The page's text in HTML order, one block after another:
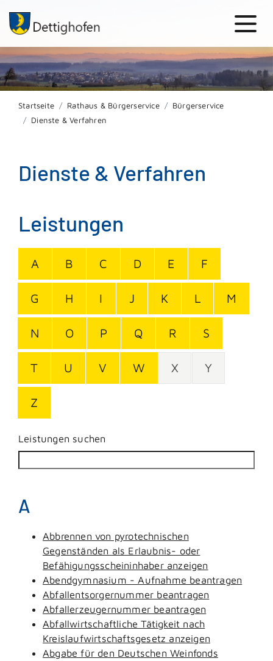
Startseite Rathaus & Bürgerservice
Bürgerservice
Dienste & Verfahren
Dienste & Verfahren
Leistungen
A B C D E F
G H I J K L M
N O P Q R S
T U V W X Y
Z
Leistungen suchen
A
Abbrennen von pyrotechnischen
Gegenständen als Erlaubnis- oder
Befähigungsscheininhaber anzeigen
Abendgymnasium - Aufnahme beantragen
Abfallentsorgernummer beantragen
Abfallerzeugernummer beantragen
Abfallwirtschaftliche Tätigkeit nach
Kreislaufwirtschaftsgesetz anzeigen
Abgabe für den Deutschen Weinfonds